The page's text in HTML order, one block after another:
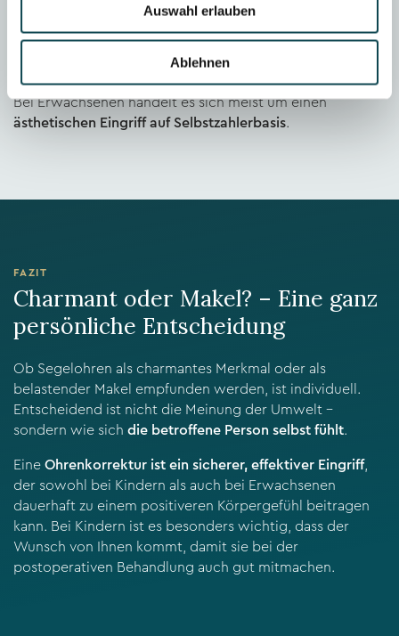
Auswahl erlauben
Ablehnen
In der Schweiz übernehmenKrankenkassen Teilkosten
für eine Otoplastik in der Regel nur bei Kindern, wenn
eine Zusatzversicherung abgeschlossen wurde.
Bei Erwachsenen handelt es sich meist um einen
ästhetischen Eingriff auf Selbstzahlerbasis.
FAZIT
Charmant oder Makel? – Eine ganz
persönliche Entscheidung
Ob Segelohren als charmantes Merkmal oder als
belastender Makel empfunden werden, ist individuell.
Entscheidend ist nicht die Meinung der Umwelt –
sondern wie sich die betroffene Person selbst fühlt.
EineOhrenkorrektur ist ein sicherer, effektiver Eingriff,
der sowohl bei Kindern als auch bei Erwachsenen
dauerhaft zu einem positiveren Körpergefühl beitragen
kann. Bei Kindern ist es besonders wichtig, dass der
Wunsch von Ihnen kommt, damit sie bei der
postoperativen Behandlung auch gut mitmachen.